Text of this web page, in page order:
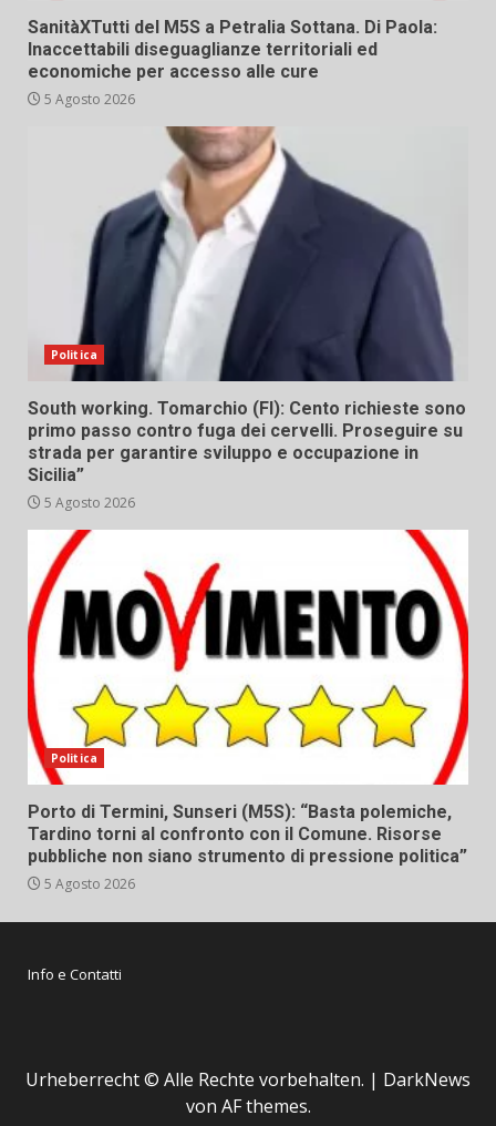
SanitàXTutti del M5S a Petralia Sottana. Di Paola:
Inaccettabili diseguaglianze territoriali ed
economiche per accesso alle cure
5 Agosto 2026
Politica
South working. Tomarchio (FI): Cento richieste sono
primo passo contro fuga dei cervelli. Proseguire su
strada per garantire sviluppo e occupazione in
Sicilia”
5 Agosto 2026
Politica
Porto di Termini, Sunseri (M5S): “Basta polemiche,
Tardino torni al confronto con il Comune. Risorse
pubbliche non siano strumento di pressione politica”
5 Agosto 2026
Info e Contatti
Urheberrecht © Alle Rechte vorbehalten. | DarkNews
von AF themes.